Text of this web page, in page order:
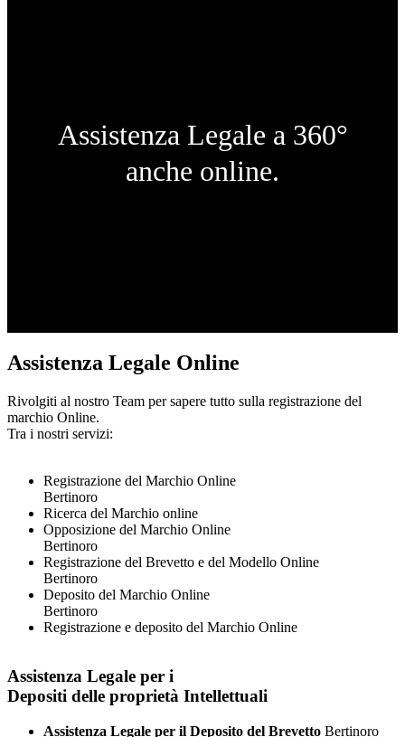
Assistenza Legale a 360°
anche online.
Assistenza Legale Online
Rivolgiti al nostro Team per sapere tutto sulla registrazione del
marchio Online.
Tra i nostri servizi:
Registrazione del Marchio Online
Bertinoro
Ricerca del Marchio online
Opposizione del Marchio Online
Bertinoro
Registrazione del Brevetto e del Modello Online
Bertinoro
Deposito del Marchio Online
Bertinoro
Registrazione e deposito del Marchio Online
Assistenza Legale per i
Depositi delle proprietà Intellettuali
Assistenza Legale per il Deposito del Brevetto Bertinoro